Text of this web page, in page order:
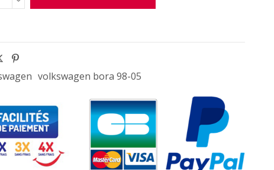
volkswagen bora 98-05